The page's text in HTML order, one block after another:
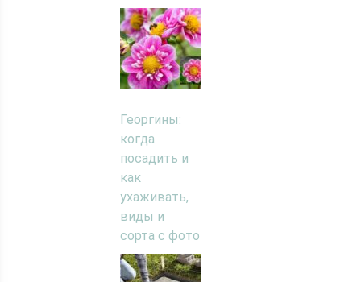
Георгины:
когда
посадить и
как
ухаживать,
виды и
сорта с фото